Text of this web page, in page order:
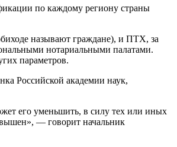
по каждому региону страны
называют граждане), и ПТХ, за
нотариальными палатами.
параметров.
Российской академии наук,
его уменьшить, в силу тех или иных
— говорит начальник